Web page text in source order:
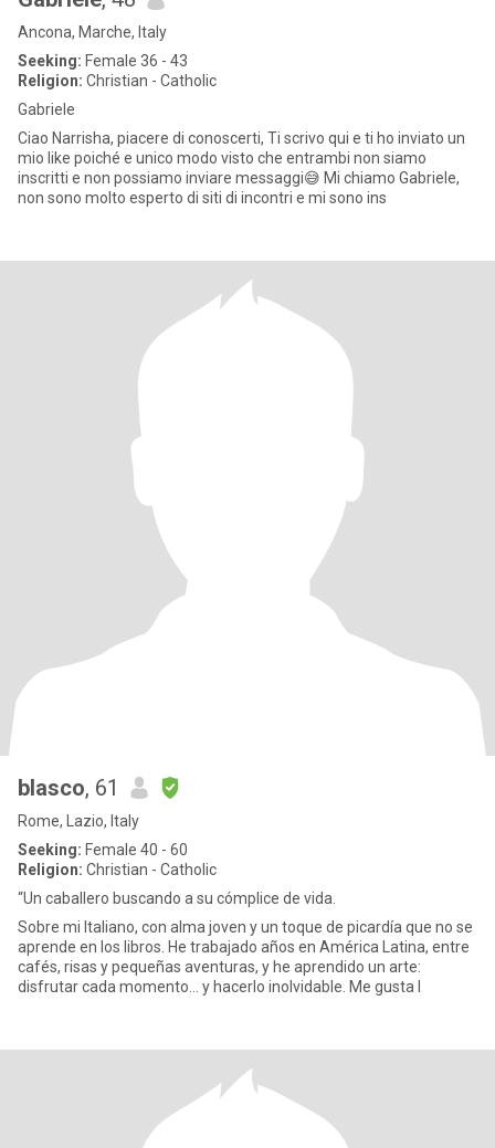
Ancona, Marche, Italy
Seeking: Female 36 - 43
Religion: Christian - Catholic
Gabriele
Ciao Narrisha, piacere di conoscerti, Ti scrivo qui e ti ho inviato un
mio like poiché e unico modo visto che entrambi non siamo
inscritti e non possiamo inviare messaggi😅 Mi chiamo Gabriele,
non sono molto esperto di siti di incontri e mi sono ins
blasco, 61
Rome, Lazio, Italy
Seeking: Female 40 - 60
Religion: Christian - Catholic
“Un caballero buscando a su cómplice de vida.
Sobre mi Italiano, con alma joven y un toque de picardía que no se
aprende en los libros. He trabajado años en América Latina, entre
cafés, risas y pequeñas aventuras, y he aprendido un arte:
disfrutar cada momento… y hacerlo inolvidable. Me gusta l